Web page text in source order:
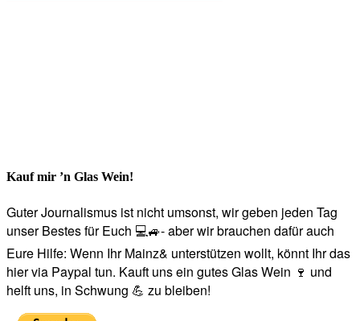
Kauf mir ’n Glas Wein!
Guter Journalismus ist nicht umsonst, wir geben jeden Tag
unser Bestes für Euch 💻🚙- aber wir brauchen dafür auch
Eure Hilfe: Wenn Ihr Mainz& unterstützen wollt, könnt Ihr das
hier via Paypal tun. Kauft uns ein gutes Glas Wein 🍷 und
helft uns, in Schwung 💪 zu bleiben!